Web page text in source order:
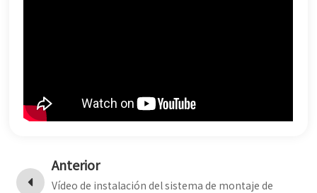
Anterior
Vídeo de instalación del sistema de montaje de